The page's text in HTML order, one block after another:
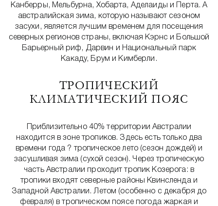
Канберры, Мельбурна, Хобарта, Аделаиды и Перта. А
австралийская зима, которую называют сезоном
засухи, является лучшим временем для посещения
северных регионов страны, включая Кэрнс и Большой
Барьерный риф, Дарвин и Национальный парк
Какаду, Брум и Кимберли.
ТРОПИЧЕСКИЙ
КЛИМАТИЧЕСКИЙ ПОЯС
Приблизительно 40% территории Австралии
находится в зоне тропиков. Здесь есть только два
времени года ? тропическое лето (сезон дождей) и
засушливая зима (сухой сезон). Через тропическую
часть Австралии проходит тропик Козерога: в
тропики входят северные районы Квинсленда и
Западной Австралии. Летом (особенно с декабря до
февраля) в тропическом поясе погода жаркая и